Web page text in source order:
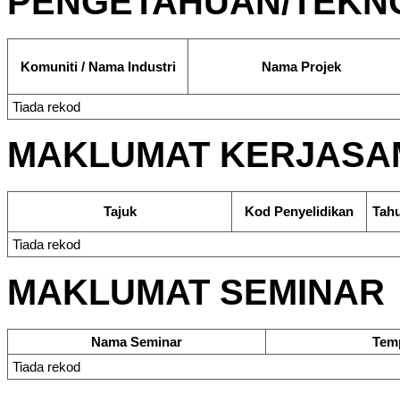
Komuniti / Nama Industri Nama Projek
Tiada rekod
MAKLUMAT
Tajuk Kod Penyelidikan
Tiada rekod
MAKLUMAT SEMINAR
Nama Seminar
Tiada rekod